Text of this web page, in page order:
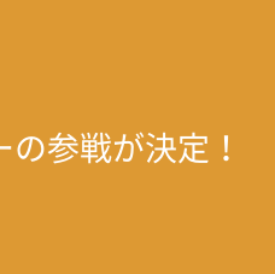
参戦が決定！